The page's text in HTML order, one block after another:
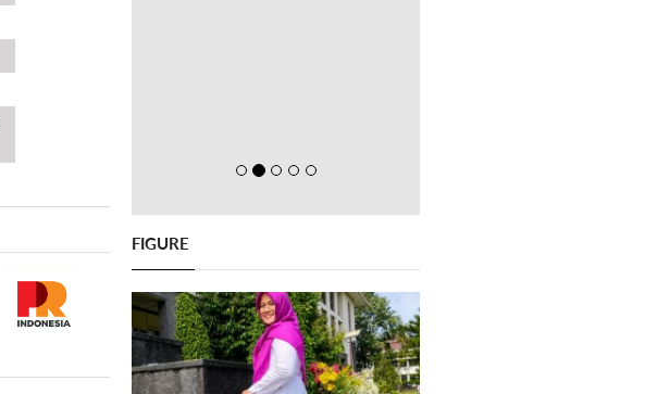
FIGURE
Previous Next